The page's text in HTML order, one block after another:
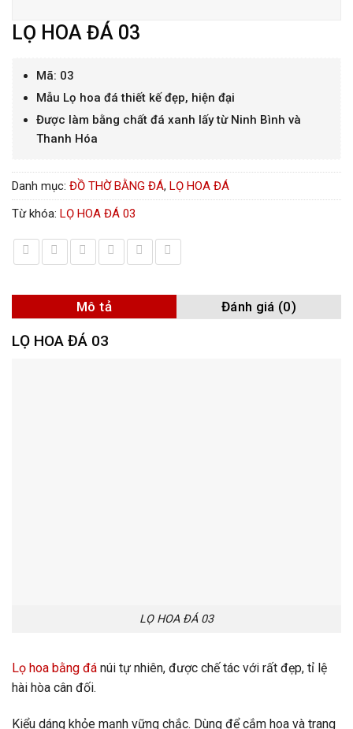
LỌ HOA ĐÁ 03
Mã: 03
Mẫu Lọ hoa đá thiết kế đẹp, hiện đại
Được làm bằng chất đá xanh lấy từ Ninh Bình và
Thanh Hóa
Danh mục: ĐỒ THỜ BẰNG ĐÁ, LỌ HOA ĐÁ
Từ khóa: LỌ HOA ĐÁ 03
Mô tả Đánh giá (0)
LỌ HOA ĐÁ 03
LỌ HOA ĐÁ 03
Lọ hoa bằng đá núi tự nhiên, được chế tác với rất đẹp, tỉ lệ
hài hòa cân đối.
Kiểu dáng khỏe mạnh vững chắc. Dùng để cắm hoa và trang